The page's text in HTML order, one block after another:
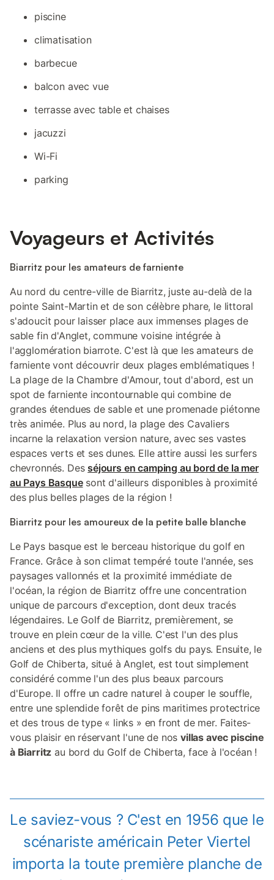
piscine
climatisation
barbecue
balcon avec vue
terrasse avec table et chaises
jacuzzi
Wi-Fi
parking
Voyageurs et Activités
Biarritz pour les amateurs de farniente
Au nord du centre-ville de Biarritz, juste au-delà de la
pointe Saint-Martin et de son célèbre phare, le littoral
s'adoucit pour laisser place aux immenses plages de
sable fin d'Anglet, commune voisine intégrée à
l'agglomération biarrote. C'est là que les amateurs de
farniente vont découvrir deux plages emblématiques !
La plage de la Chambre d'Amour, tout d'abord, est un
spot de farniente incontournable qui combine de
grandes étendues de sable et une promenade piétonne
très animée. Plus au nord, la plage des Cavaliers
incarne la relaxation version nature, avec ses vastes
espaces verts et ses dunes. Elle attire aussi les surfers
chevronnés. Des séjours en camping au bord de la mer
au Pays Basquesont d'ailleurs disponibles à proximité
des plus belles plages de la région !
Biarritz pour les amoureux de la petite balle blanche
Le Pays basque est le berceau historique du golf en
France. Grâce à son climat tempéré toute l'année, ses
paysages vallonnés et la proximité immédiate de
l'océan, la région de Biarritz offre une concentration
unique de parcours d'exception, dont deux tracés
légendaires. Le Golf de Biarritz, premièrement, se
trouve en plein cœur de la ville. C'est l'un des plus
anciens et des plus mythiques golfs du pays. Ensuite, le
Golf de Chiberta, situé à Anglet, est tout simplement
considéré comme l'un des plus beaux parcours
d'Europe. Il offre un cadre naturel à couper le souffle,
entre une splendide forêt de pins maritimes protectrice
et des trous de type « links » en front de mer. Faites-
vous plaisir en réservant l'une de nosvillas avec piscine
à Biarritz au bord du Golf de Chiberta, face à l'océan !
Le saviez-vous ? C'est en 1956 que le
scénariste américain Peter Viertel
importa la toute première planche de